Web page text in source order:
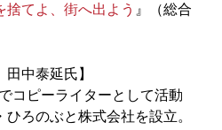
捨てよ、街へ出よう 』（総合
中泰延氏】
コピーライターとして活動
ろのぶと株式会社を設立。